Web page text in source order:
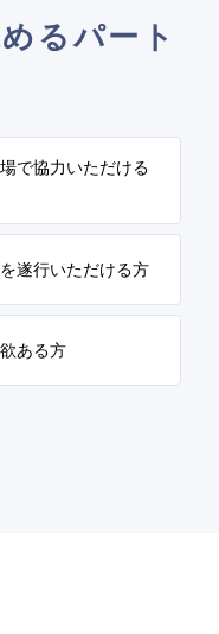
るパート
で協力いただける
遂行いただける方
ある方